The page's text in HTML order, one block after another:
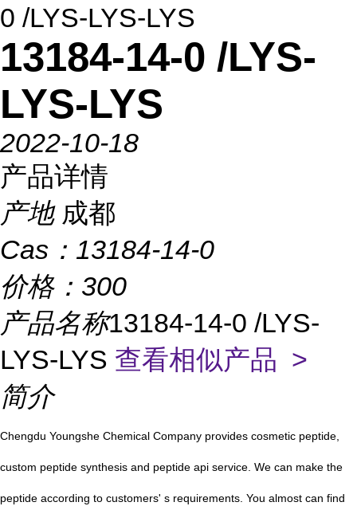
0 /LYS-LYS-LYS
13184-14-0 /LYS-
LYS-LYS
2022-10-18
产品详情
产地 成都
Cas： 13184-14-0
价格： 300
产品名称13184-14-0 /LYS-
LYS-LYS 查看相似产品 >
简介
Chengdu Youngshe Chemical Company provides cosmetic peptide,
custom peptide synthesis and peptide api service. We can make the
peptide according to customers' s requirements. You almost can find